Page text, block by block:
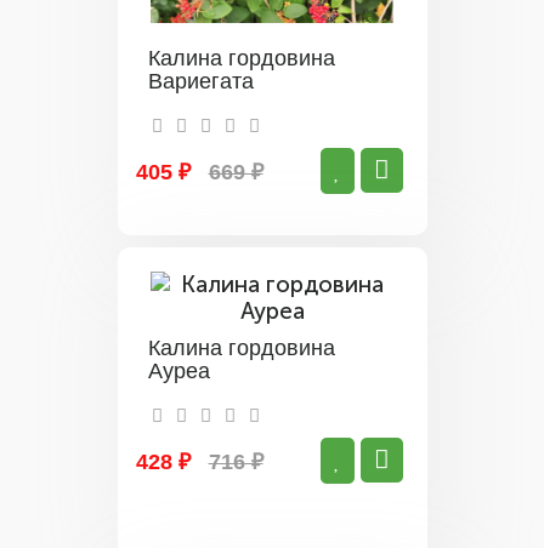
Калина гордовина
Вариегата
405 ₽ 669 ₽
Калина гордовина
Ауреа
428 ₽ 716 ₽